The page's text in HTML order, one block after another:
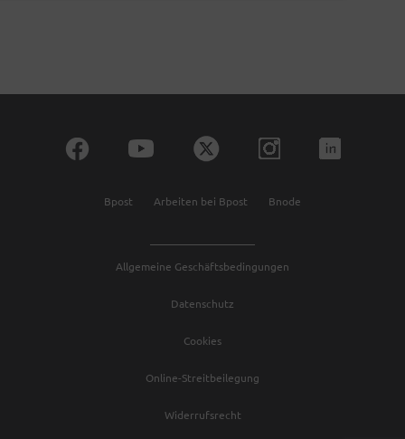
Allgemeine Geschäftsbedingungen
Datenschutz
Cookies
Online-Streitbeilegung
Widerrufsrecht
Bpost Arbeiten bei Bpost Bnode